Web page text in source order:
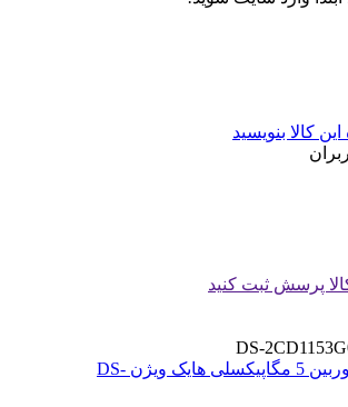
کالا بنویسید
پرسش ثبت کنید
DS-
دوربین 5 مگاپیکسلی هایک ویژن DS-